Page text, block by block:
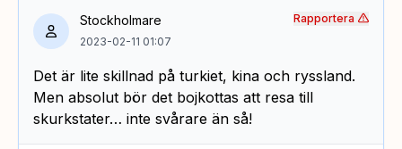
Stockholmare
2023-02-11 01:07
Det är lite skillnad på turkiet, kina och ryssland.
Men absolut bör det bojkottas att resa till
skurkstater… inte svårare än så!
Rapportera